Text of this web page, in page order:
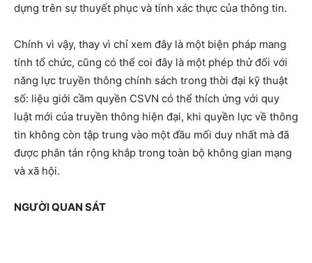
dựng trên sự thuyết phục và tính xác thực của thông tin.
Chính vì vậy, thay vì chỉ xem đây là một biện pháp mang
tính tổ chức, cũng có thể coi đây là một phép thử đối với
năng lực truyền thông chính sách trong thời đại kỹ thuật
số: liệu giới cầm quyền CSVN có thể thích ứng với quy
luật mới của truyền thông hiện đại, khi quyền lực về thông
tin không còn tập trung vào một đầu mối duy nhất mà đã
được phân tán rộng khắp trong toàn bộ không gian mạng
và xã hội.
NGƯỜI QUAN SÁT